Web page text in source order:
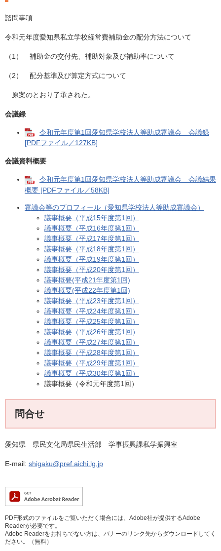
諮問事項
令和元年度愛知県私立学校経常費補助金の配分方法について
（1） 補助金の交付先、補助対象及び補助率について
（2） 配分基準及び算定方式について
原案のとおり了承された。
会議録
令和元年度第1回愛知県学校法人等助成審議会 会議録
[PDFファイル／127KB]
会議資料概要
令和元年度第1回愛知県学校法人等助成審議会 会議結果
概要 [PDFファイル／58KB]
審議会等のプロフィール（愛知県学校法人等助成審議会）
議事概要（平成15年度第1回）
議事概要（平成16年度第1回）
議事概要（平成17年度第1回）
議事概要（平成18年度第1回）
議事概要（平成19年度第1回）
議事概要（平成20年度第1回）
議事概要(平成21年度第1回)
議事概要(平成22年度第1回)
議事概要（平成23年度第1回）
議事概要（平成24年度第1回）
議事概要（平成25年度第1回）
議事概要（平成26年度第1回）
議事概要（平成27年度第1回）
議事概要（平成28年度第1回）
議事概要（平成29年度第1回）
議事概要（平成30年度第1回）
議事概要（令和元年度第1回）
問合せ
愛知県 県民文化局県民生活部 学事振興課私学振興室
E-mail: shigaku@pref.aichi.lg.jp
PDF形式のファイルをご覧いただく場合には、Adobe社が提供するAdobe
Readerが必要です。
Adobe Readerをお持ちでない方は、バナーのリンク先からダウンロードしてく
ださい。（無料）